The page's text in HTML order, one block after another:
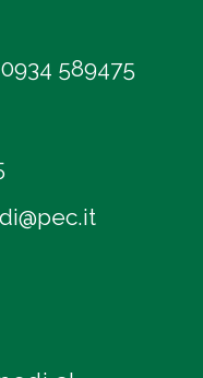
0934 589475